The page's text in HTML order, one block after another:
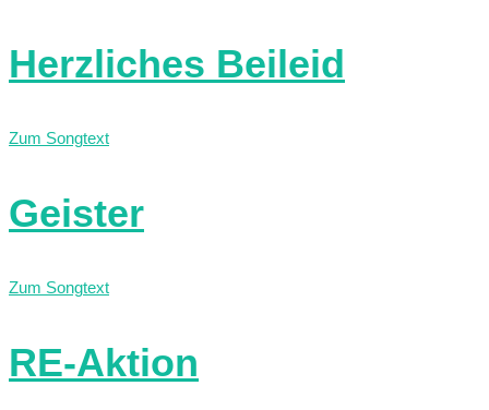
Herzliches Beileid
Zum Songtext
Geister
Zum Songtext
RE-Aktion